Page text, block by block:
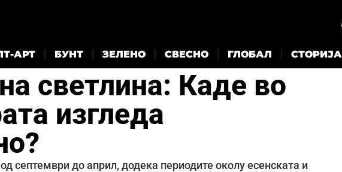
АРТ БУНТ ЗЕЛЕНО СВЕСНО ГЛОБАЛ СТОРИЈА
светлина: Каде во
изгледа
септември до април, додека периодите околу есенската и